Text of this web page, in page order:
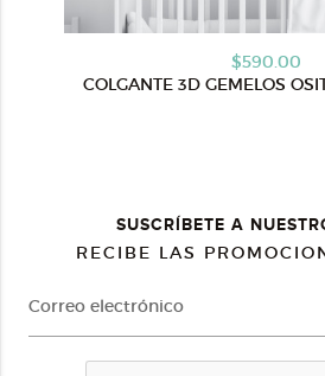
$590.00
COLGANTE 3D GEMELOS
SUSCRÍBETE A
RECIBE LAS